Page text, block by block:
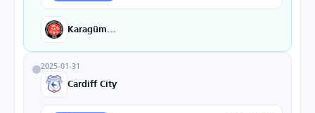
2025-01-31
Cardiff City